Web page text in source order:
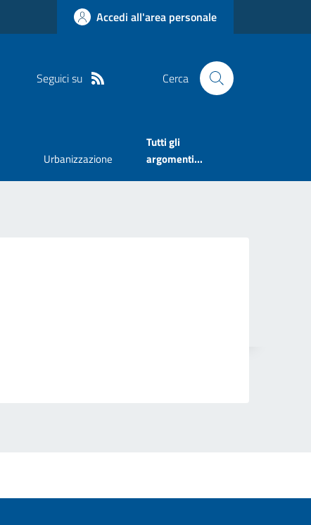
Accedi all'area personale
Seguici su Cerca
Urbanizzazione
Tutti gli
argomenti...